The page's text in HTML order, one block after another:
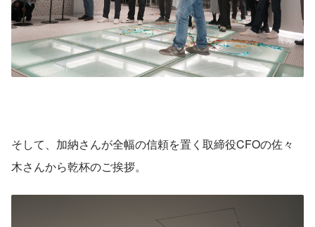
そして、加納さんが全幅の信頼を置く取締役CFOの佐々
木さんから乾杯のご挨拶。